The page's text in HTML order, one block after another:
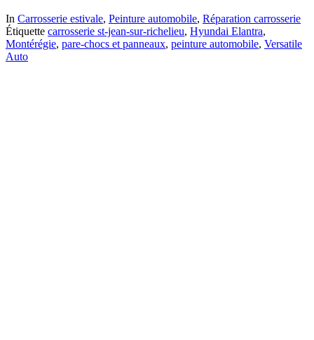
In Carrosserie estivale, Peinture automobile, Réparation carrosserie
Étiquette carrosserie st-jean-sur-richelieu, Hyundai Elantra,
Montérégie, pare-chocs et panneaux, peinture automobile, Versatile
Auto